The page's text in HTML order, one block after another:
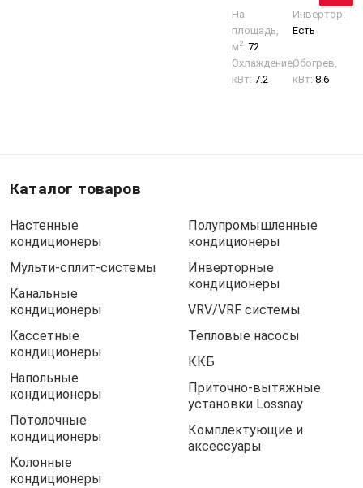
На
площадь,
м2:72
Инвертор:
Есть
Охлаждение,
кВт:7.2
Обогрев,
кВт:8.6
Каталог товаров
Настенные
кондиционеры
Мульти-сплит-системы
Канальные
кондиционеры
Кассетные
кондиционеры
Напольные
кондиционеры
Потолочные
кондиционеры
Колонные
кондиционеры
Полупромышленные
кондиционеры
Инверторные
кондиционеры
VRV/VRF системы
Тепловые насосы
ККБ
Приточно-вытяжные
установки Lossnay
Комплектующие и
аксессуары